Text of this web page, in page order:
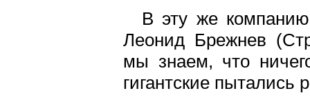
В эту же
Леонид Брежнев
мы знаем, что
гигантские